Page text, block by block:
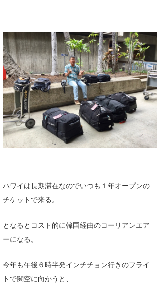
ハワイは長期滞在なのでいつも１年オープンの
チケットで来る。
となるとコスト的に韓国経由のコーリアンエア
ーになる。
今年も午後６時半発インチチョン行きのフライ
トで関空に向かうと、